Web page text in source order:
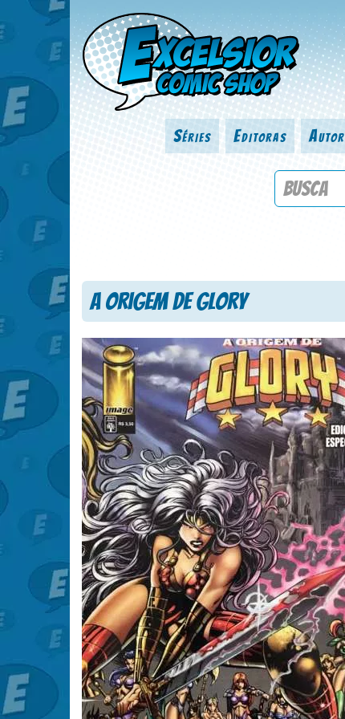
Séries Editoras
A Origem de Glory